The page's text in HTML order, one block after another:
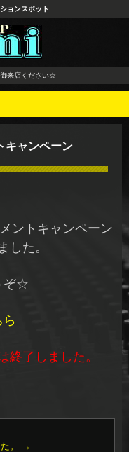
イヤ ホ
カーオ
ート
ョンスポット
来店ください☆
キャンペーン
ントキャンペーン
した。
ぞ☆
ら
終了しました。
。
→